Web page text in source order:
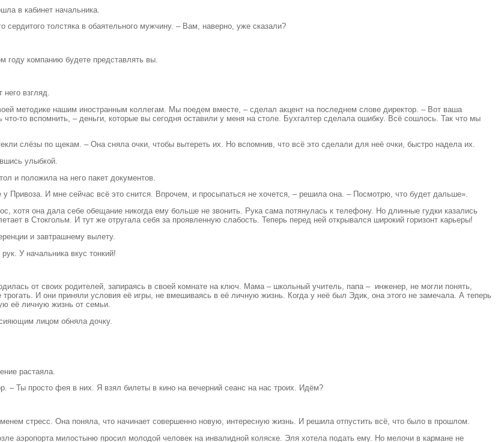
в кабинет начальника.
толстяка в обаятельного мужчину. – Вам, наверно, уже сказали?
компанию будете представлять вы.
взгляд.
методике нашим иностранным коллегам. Мы поедем вместе, – сделал акцент на последнем слове директор. – Вот ваша
то вспомнить, – деньги, которые вы сегодня оставили у меня на столе. Бухгалтер сделала ошибку. Всё сошлось. Так что мы
слёзы по щекам. – Она сняла очки, чтобы вытереть их. Но вспомнив, что всё это сделали для неё очки, быстро надела их.
улыбкой.
и положила на него пакет документов.
И мне сейчас всё это снится. Впрочем, и просыпаться не хочется, – решила она. – Посмотрю, что будет дальше».
хотя она дала себе обещание никогда ему больше не звонить. Рука сама потянулась к телефону. Но длинные гудки казались
в Стокгольм. И тут же отругала себя за проявленную слабость. Теперь перед ней открывался широкий горизонт карьеры!
и завтрашнему вылету.
У начальника вкус тонкий!
от своих родителей, запираясь в своей комнате на ключ. Мама – школьный учитель, папа – инженер, не могли понять,
И они приняли условия её игры, не вмешиваясь в её личную жизнь. Когда у неё был Эдик, она этого не замечала. А теперь
её личную жизнь от семьи.
лицом обняла дочку.
растаяла.
– Ты просто фея в них. Я взял билеты в кино на вечерний сеанс на нас троих. Идём?
стресс. Она поняла, что начинает совершенно новую, интересную жизнь. И решила отпустить всё, что было в прошлом.
аэропорта милостыню просил молодой человек на инвалидной коляске. Эля хотела подать ему. Но мелочи в кармане не